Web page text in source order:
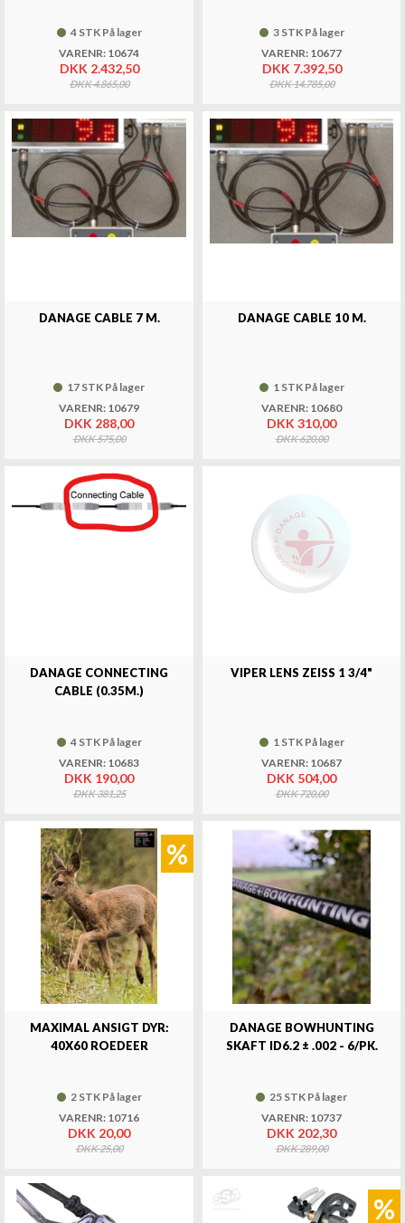
4 STK På lager
VARENR: 10674
DKK 2.432,50
DKK 4.865,00
3 STK På lager
VARENR: 10677
DKK 7.392,50
DKK 14.785,00
DANAGE CABLE 7 M.
17 STK På lager
VARENR: 10679
DKK 288,00
DKK 575,00
DANAGE CABLE 10 M.
1 STK På lager
VARENR: 10680
DKK 310,00
DKK 620,00
DANAGE CONNECTING
CABLE (0.35M.)
4 STK På lager
VARENR: 10683
DKK 190,00
DKK 381,25
VIPER LENS ZEISS 1 3/4"
1 STK På lager
VARENR: 10687
DKK 504,00
DKK 720,00
MAXIMAL ANSIGT DYR:
40X60 ROEDEER
2 STK På lager
VARENR: 10716
DKK 20,00
DKK 25,00
%
DANAGE BOWHUNTING
SKAFT ID6.2 ± .002 - 6/PK.
25 STK På lager
VARENR: 10737
DKK 202,30
DKK 289,00
%